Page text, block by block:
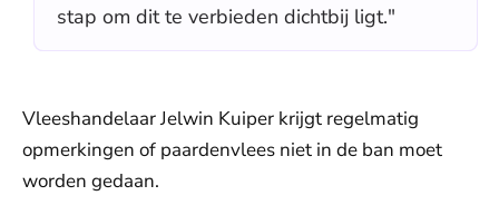
stap om dit te verbieden dichtbij ligt."
Vleeshandelaar Jelwin Kuiper krijgt regelmatig
opmerkingen of paardenvlees niet in de ban moet
worden gedaan.